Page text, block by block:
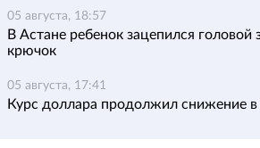
05 августа, 18:57
В Астане ребенок зацепился
крючок
05 августа, 17:41
Курс доллара продолжил снижение в